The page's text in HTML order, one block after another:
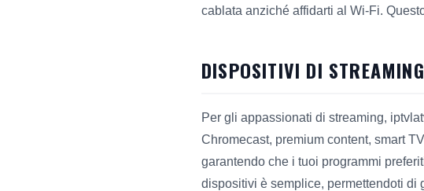
cablata anziché affidarti al Wi-Fi.
DISPOSITIVI DI
Per gli appassionati di streaming,
Chromecast, premium content, smart
garantendo che i tuoi programmi
dispositivi è semplice, permettendoti